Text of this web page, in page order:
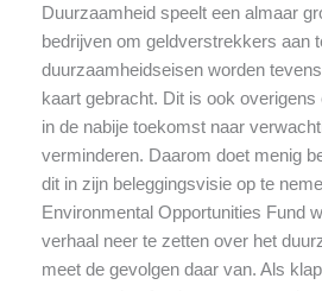
Duurzaamheid speelt een almaar
bedrijven om geldverstrekkers aan
duurzaamheidseisen worden
kaart gebracht. Dit is ook overigens
in de nabije toekomst naar
verminderen. Daarom doet menig
dit in zijn beleggingsvisie op te
Environmental Opportunities Fund
verhaal neer te zetten over het
meet de gevolgen daar van. Als